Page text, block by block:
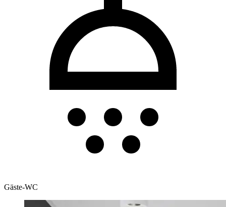
Gäste-WC